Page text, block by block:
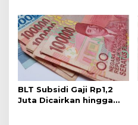
BLT Subsidi Gaji Rp1,2
Juta Dicairkan hingga